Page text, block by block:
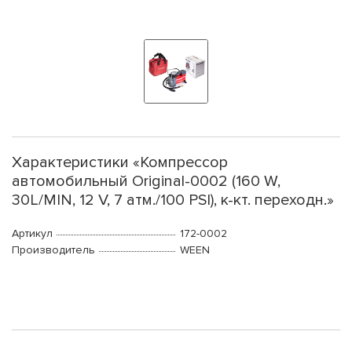
Характеристики «Компрессор
автомобильный Original-0002 (160 W,
30L/MIN, 12 V, 7 атм./100 PSI), к-кт. переходн.»
Артикул
172-0002
Производитель
WEEN